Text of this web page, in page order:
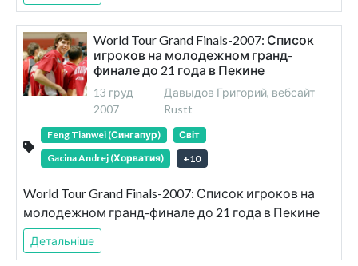
World Tour Grand Finals-2007: Список
игроков на молодежном гранд-
финале до 21 года в Пекине
13 груд
2007
Давыдов Григорий, вебсайт
Rustt
Feng Tianwei (Сингапур)
Світ
Gacina Andrej (Хорватия)
+10
World Tour Grand Finals-2007: Список игроков на
молодежном гранд-финале до 21 года в Пекине
Детальніше